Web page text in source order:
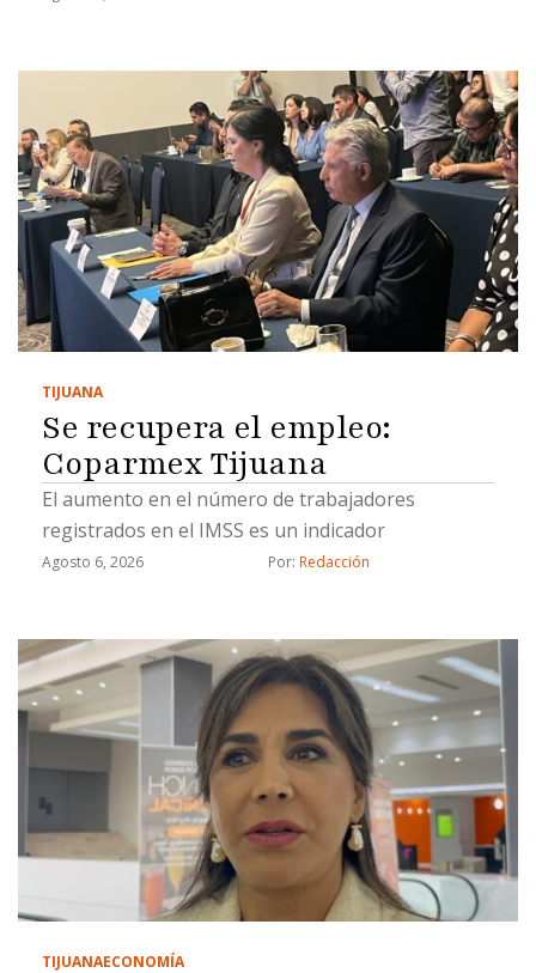
TIJUANA
Se recupera el empleo:
Coparmex Tijuana
El aumento en el número de trabajadores
registrados en el IMSS es un indicador
Agosto 6, 2026 Por: Redacción
TIJUANAECONOMÍA